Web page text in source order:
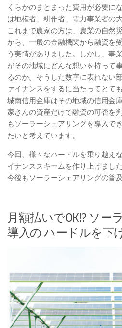
くらかのまとまった費用が必要に
は地権者、耕作者、電力事業者の
これまで農家の方は、農業の自然
から、一般の金融機関から融資を
う実情がありました。しかし、事
がその地域にどんな想いを持って
るのか。そうした数字に表れない
ァイナンスをするに当たってとて
城南信用金庫はその地域の信用金
家さんの資産だけで融資の可否を
もソーラーシェアリングを導入で
たいと考えています。
今回、様々なハードルを乗り越え
イナンススキームを作り上げまし
今後もソーラーシェアリングの普
月額払いでOK!? ソー
導入の ハードルを下